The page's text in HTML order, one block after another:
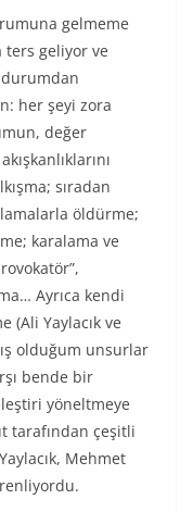
gelmeme
ters geliyor ve
her şeyi zora
değer
sıradan
öldürme;
karalama ve
Ayrıca kendi
(Ali Yaylacık ve
olduğum unsurlar
bende bir
yöneltmeye
tarafından çeşitli
Mehmet